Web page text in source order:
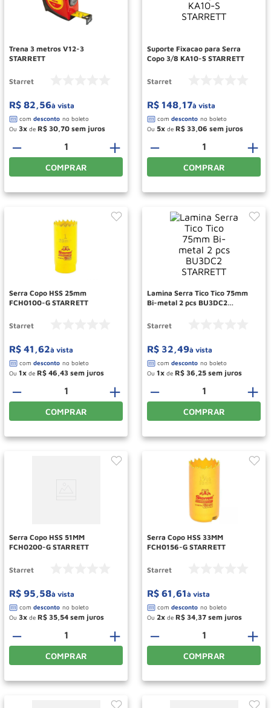
Trena 3 metros V12-3
STARRETT
Starret
R$ 82,56à vista
Ou 3 de R$ 30,70
＋
－
COMPRAR
Suporte Fixacao para Serra
Copo 3/8 KA10-S STARRETT
Starret
R$ 148,17à vista
Ou 5 de R$ 33,06
＋
－
COMPRAR
Serra Copo HSS 25mm
FCH0100-G STARRETT
Starret
R$ 41 ,62à vista
Ou 1 de R$ 46 43
＋
－
COMPRAR
Lamina Serra Tico Tico 75mm
Bi-metal 2 pcs BU3DC2
Starret
R$ 32,49à vista
Ou 1 de R$ 36 25
＋
－
COMPRAR
Serra Copo HSS 51MM
FCH0200-G STARRETT
Starret
R$ 95,58à vista
Ou 3 de R$ 35 54
＋
－
COMPRAR
Serra Copo HSS 33MM
FCH0156-G STARRETT
Starret
R$ 61 ,61à vista
Ou 2 de R$ 34 37
＋
－
COMPRAR
Rodizio